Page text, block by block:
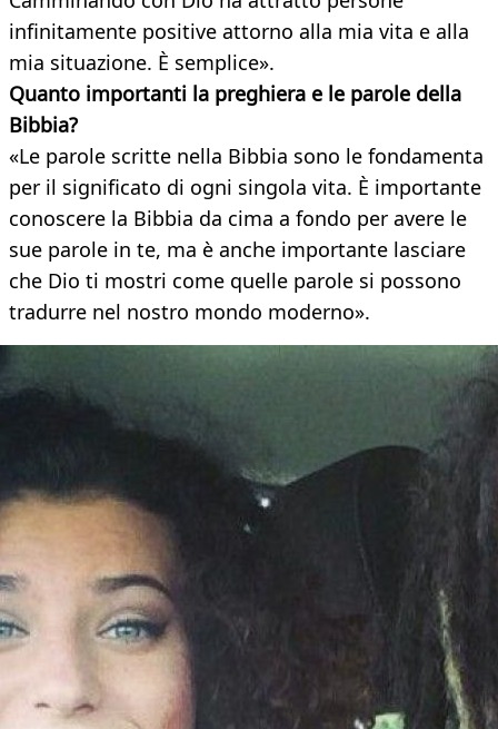
infinitamente positive attorno alla mia vita e alla
mia situazione. È semplice».
Quanto importanti la preghiera e le parole della
Bibbia?
«Le parole scritte nella Bibbia sono le fondamenta
per il significato di ogni singola vita. È importante
conoscere la Bibbia da cima a fondo per avere le
sue parole in te, ma è anche importante lasciare
che Dio ti mostri come quelle parole si possono
tradurre nel nostro mondo moderno».